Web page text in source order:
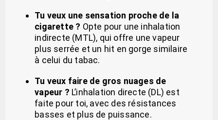
Tu veux une sensation proche de la
cigarette ? Opte pour une inhalation
indirecte (MTL), qui offre une vapeur
plus serrée et un hit en gorge similaire
à celui du tabac.
Tu veux faire de gros nuages de
vapeur ? L’inhalation directe (DL) est
faite pour toi, avec des résistances
basses et plus de puissance.